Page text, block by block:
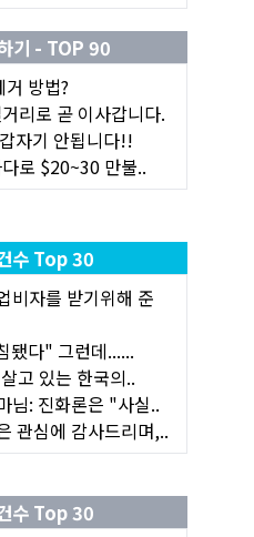
기 - TOP 90
방법?
리로 곧 이사갑니다.
자기 안됩니다!!
로 $20~30 만불..
수 Top 30
자를 받기위해 준
됐다" 그런데......
고 있는 한국의..
님: 진화론은 "사실..
관심에 감사드리며,..
수 Top 30